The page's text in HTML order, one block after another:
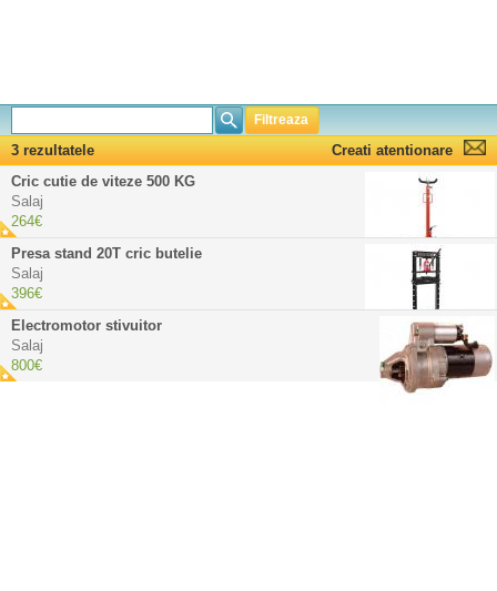
Filtreaza
3 rezultatele
Creati atentionare
Cric cutie de viteze 500 KG
Salaj
264€
Presa stand 20T cric butelie
Salaj
396€
Electromotor stivuitor
Salaj
800€